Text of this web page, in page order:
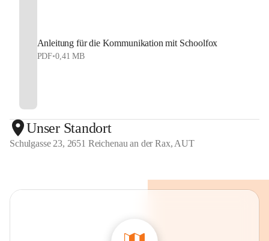
Anleitung für die Kommunikation mit Schoolfox
PDF•0,41 MB
Unser Standort
Schulgasse 23, 2651 Reichenau an der Rax, AUT